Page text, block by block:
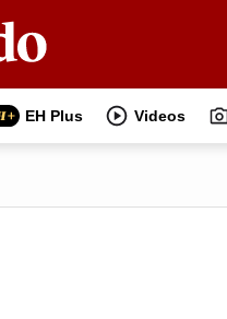
EH Plus Videos